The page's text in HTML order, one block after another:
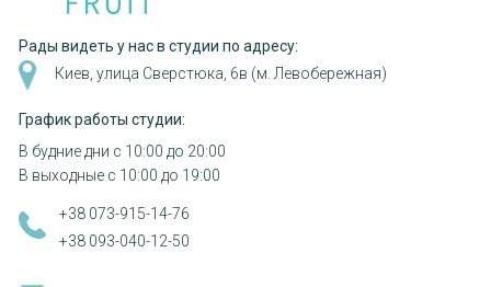
Рады видеть у нас в студии по адресу:
Киев, улица Сверстюка, 6в (м. Левобережная)
График работы студии:
В будние дни с 10:00 до 20:00
В выходные с 10:00 до 19:00
+38 073-915-14-76
+38 093-040-12-50